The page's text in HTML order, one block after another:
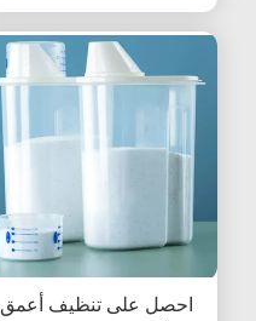
احصل على تنظيف أعمق